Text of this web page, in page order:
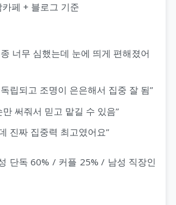
카페 + 블로그 기준
너무 심했는데 눈에 띄게 편해졌어
립되고 조명이 은은해서 집중 잘 됨”
만 써줘서 믿고 맡길 수 있음”
진짜 집중력 최고였어요”
단독 60% / 커플 25% / 남성 직장인